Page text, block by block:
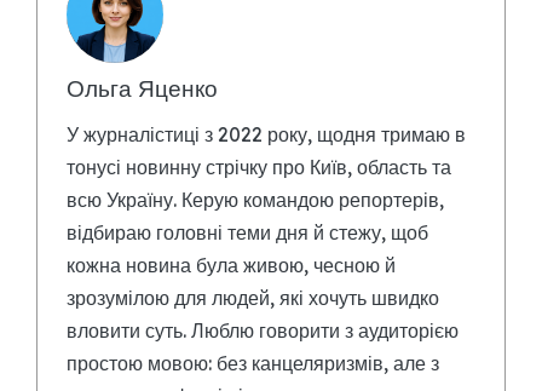
Ольга Яценко
У журналістиці з 2022 року, щодня тримаю в
тонусі новинну стрічку про Київ, область та
всю Україну. Керую командою репортерів,
відбираю головні теми дня й стежу, щоб
кожна новина була живою, чесною й
зрозумілою для людей, які хочуть швидко
вловити суть. Люблю говорити з аудиторією
простою мовою: без канцеляризмів, але з